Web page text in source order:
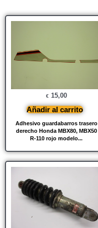
Adhesivo guardabarros trasero
derecho Honda MBX80, MBX50
R-110 rojo modelo...
€ 15,00
Añadir al carrito